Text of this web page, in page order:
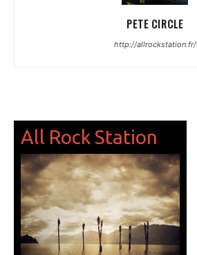
PETE CIRCLE
http://allrockstation.fr/